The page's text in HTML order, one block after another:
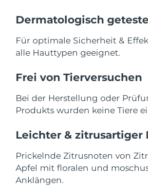
Dermatologisch
Für optimale Sicherheit &
alle Hauttypen geeignet.
Frei von Tierversuchen
Bei der Herstellung oder
Produkts wurden keine Tiere
Leichter & zitrusartiger
Prickelnde Zitrusnoten von
Apfel mit floralen und
Anklängen.
Saudi-Arabien
Singapur Erwartete
Slowenien
Südafrika
Südkorea Erwartete
Spanien
Schweden